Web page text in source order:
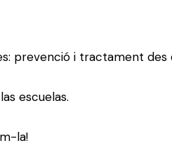
prevenció i tractament des
escuelas.
la!